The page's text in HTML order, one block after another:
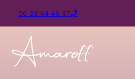
06 38 64 46 87